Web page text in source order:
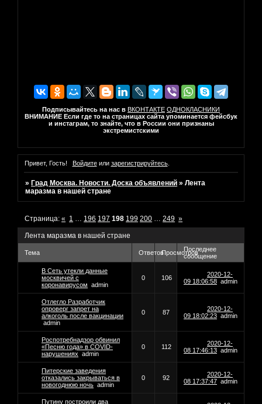
Подписывайтесь на нас в ВКОНТАКТЕ ОДНОКЛАСНИКИ
ВНИМАНИЕ Если где то на страницах сайта упоминается фейсбук
и инстаграм, то знайте, что в России они признаны
экстремистскими
Привет, Гость! Войдитеили зарегистрируйтесь.
» Град Москва. Новости. Доска объявлений »Лента
маразма в нашей стране
Лента маразма в нашей стране
Страница:« 1 196 197 198 199 200 249 »
Тема ОтветовПросмотровПоследнее
сообщение
В Сеть утекли данные
москвичей с
коронавирусом admin
0 106
2020-12-
09 18:06:58 admin
Отлегло Разработчик
опроверг запрет на
алкоголь после вакцинации
admin
0 87
2020-12-
09 18:02:23 admin
Роспотребнадзор обвинил
«Песню года» в COVID-
нарушениях admin
0 112
2020-12-
08 17:46:13 admin
Питерские заведения
отказались закрываться в
новогоднюю ночь admin
0 92
2020-12-
08 17:37:47 admin
Путину построили два